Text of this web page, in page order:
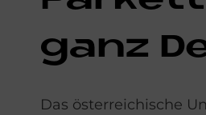
ganz
Das österreichische